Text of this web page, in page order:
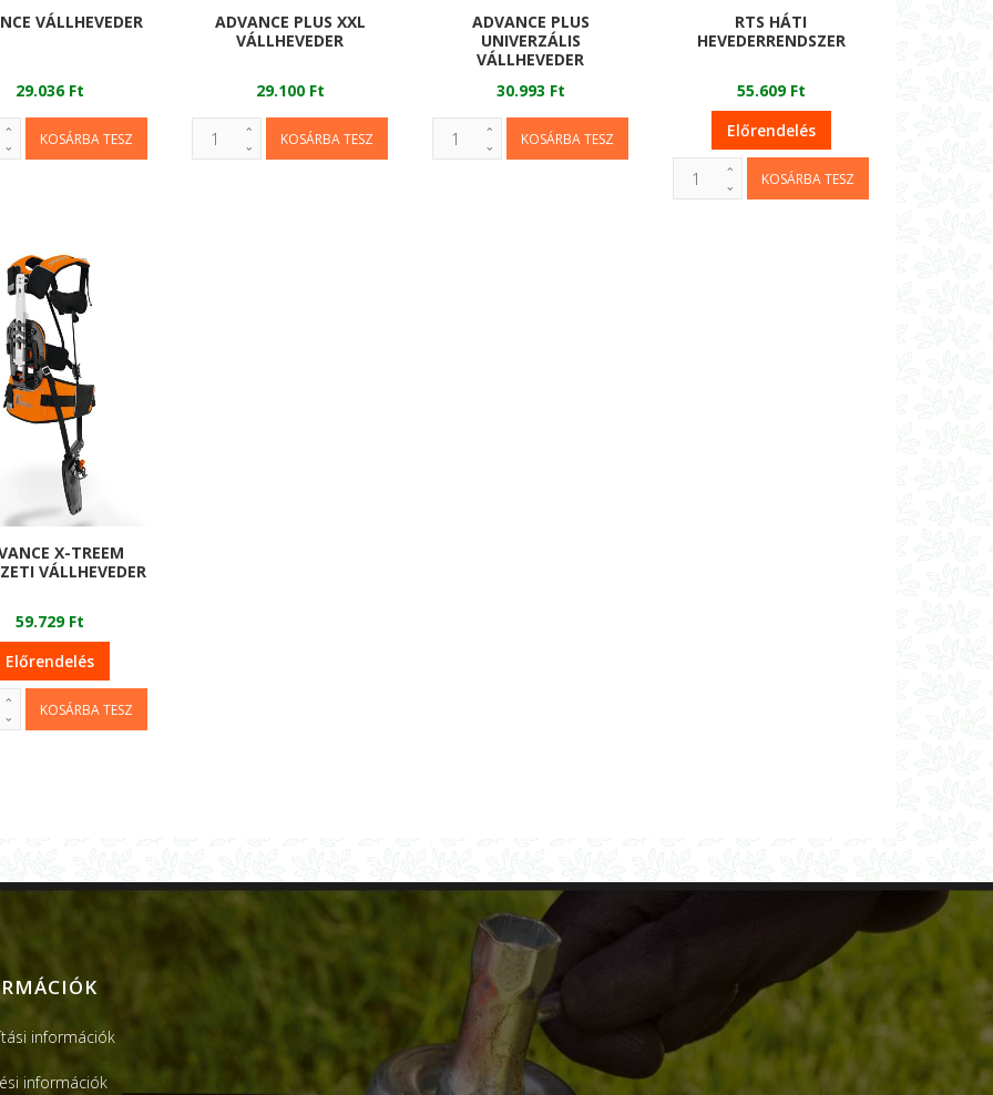
VÁLLHEVEDER
29.036 Ft
ADVANCE PLUS XXL
VÁLLHEVEDER
29.100 Ft
ADVANCE PLUS
UNIVERZÁLIS
VÁLLHEVEDER
30.993 Ft
RTS HÁTI
HEVEDERRENDSZER
55.609 Ft
Előrendelés
X-TREEM
VÁLLHEVEDER
59.729 Ft
Előrendelés
információk
információk